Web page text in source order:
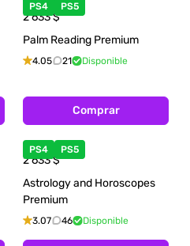
PS4 PS5
2 633$
Palm Reading Premium
4.05 21 Disponible
Comprar
PS4 PS5
2 633$
Astrology and Horoscopes
Premium
3.07 46 Disponible